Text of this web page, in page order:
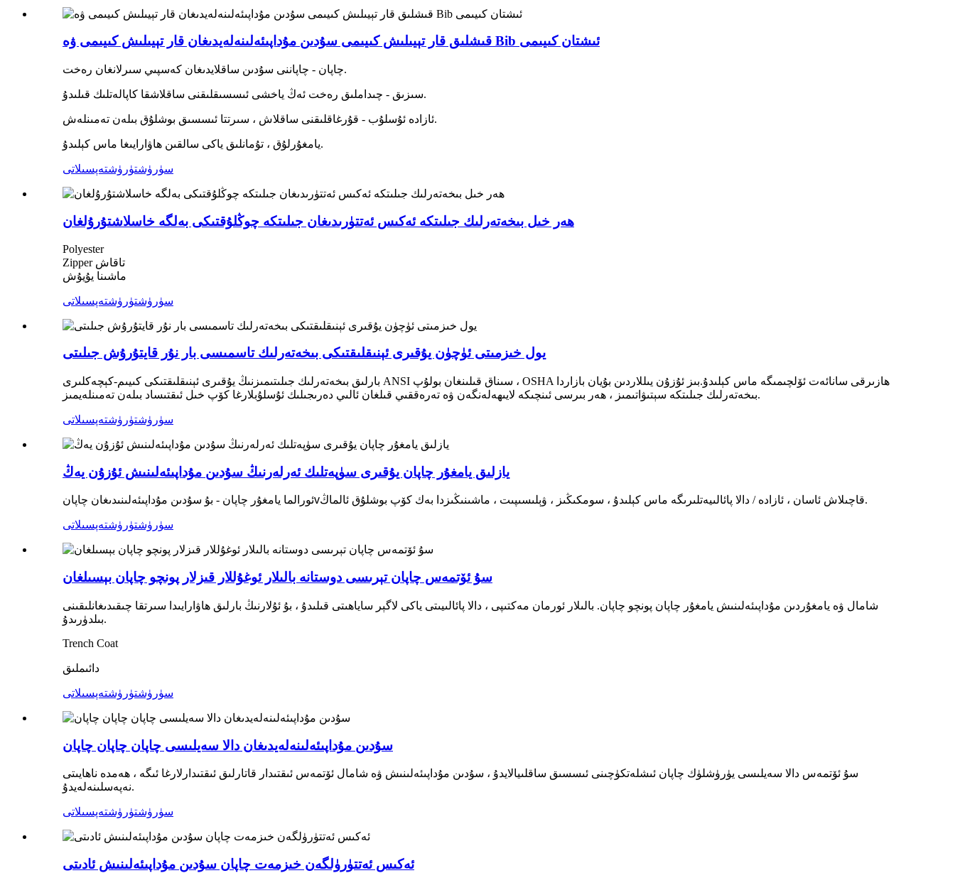
قىشلىق قار تېيىلىش كىيىمى سۇدىن مۇداپىئەلىنەلەيدىغان قار تېيىلىش كىيىمى ۋە Bib ئىشتان كىيىمى
چاپان - چاپاننى سۇدىن ساقلايدىغان كەسپىي سىرلانغان رەخت.
سىزىق - چىداملىق رەخت ئەڭ ياخشى ئىسسىقلىقنى ساقلاشقا كاپالەتلىك قىلىدۇ.
ئازادە ئۇسلۇب - قۇرغاقلىقنى ساقلاش ، سىرتتا ئىسسىق بوشلۇق بىلەن تەمىنلەش.
يامغۇرلۇق ، تۇمانلىق ياكى سالقىن ھاۋارايىغا ماس كېلىدۇ.
سۈرۈشتۈرۈشتەپسىلاتى
ھەر خىل بىخەتەرلىك جىلىتكە ئەكىس ئەتتۈرىدىغان جىلىتكە چوڭلۇقتىكى بەلگە خاسلاشتۇرۇلغان
Polyester
Zipper تاقاش
ماشىنا يۇيۇش
سۈرۈشتۈرۈشتەپسىلاتى
يول خىزمىتى ئۈچۈن يۇقىرى ئېنىقلىقتىكى بىخەتەرلىك تاسمىسى بار نۇر قايتۇرۇش جىلىتى
بارلىق بىخەتەرلىك جىلىتىمىزنىڭ يۇقىرى ئېنىقلىقتىكى كىيىم-كېچەكلىرى ANSI سىناق قىلىنغان بولۇپ ، OSHA ھازىرقى سانائەت ئۆلچىمىگە ماس كېلىدۇ.بىز ئۇزۇن يىللاردىن بۇيان بازاردا
بىخەتەرلىك جىلىتكە سېتىۋاتىمىز ، ھەر بىرسى ئىنچىكە لايىھەلەنگەن ۋە تەرەققىي قىلغان ئالىي دەرىجىلىك ئۇسلۇبلارغا كۆپ خىل ئىقتىساد بىلەن تەمىنلەيمىز.
سۈرۈشتۈرۈشتەپسىلاتى
يازلىق يامغۇر چاپان يۇقىرى سۈپەتلىك ئەرلەرنىڭ سۇدىن مۇداپىئەلىنىش ئۇزۇن يەڭ
ئورالما يامغۇر چاپان - بۇ سۇدىن مۇداپىئەلىنىدىغان چاپانv قاچىلاش ئاسان ، ئازادە / دالا پائالىيەتلىرىگە ماس كېلىدۇ ، سومكىڭىز ، ۋېلىسىپىت ، ماشىنىڭىزدا بەك كۆپ بوشلۇق ئالماڭ.
سۈرۈشتۈرۈشتەپسىلاتى
سۇ ئۆتمەس چاپان تېرىسى دوستانە بالىلار ئوغۇللار قىزلار پونچو چاپان بېسىلغان
شامال ۋە يامغۇردىن مۇداپىئەلىنىش يامغۇر چاپان پونچو چاپان. بالىلار ئورمان مەكتىپى ، دالا پائالىيىتى ياكى لاگېر ساياھىتى قىلىدۇ ، بۇ ئۇلارنىڭ بارلىق ھاۋارايىدا سىرتقا چىقىدىغانلىقىنى
بىلدۈرىدۇ.
Trench Coat
دائىملىق
سۈرۈشتۈرۈشتەپسىلاتى
سۇدىن مۇداپىئەلىنەلەيدىغان دالا سەيلىسى چاپان چاپان چاپان
سۇ ئۆتمەس دالا سەيلىسى يۈرۈشلۈك چاپان ئىشلەتكۈچىنى ئىسسىق ساقلىيالايدۇ ، سۇدىن مۇداپىئەلىنىش ۋە شامال ئۆتمەس ئىقتىدار قاتارلىق ئىقتىدارلارغا ئىگە ، ھەمدە ناھايىتى
نەپەسلىنەلەيدۇ.
سۈرۈشتۈرۈشتەپسىلاتى
ئەكىس ئەتتۈرۈلگەن خىزمەت چاپان سۇدىن مۇداپىئەلىنىش ئادىتى